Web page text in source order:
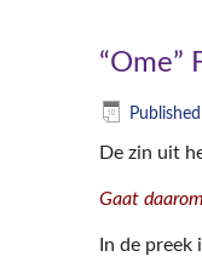
“Ome”
Published
De zin uit
Gaat
In de